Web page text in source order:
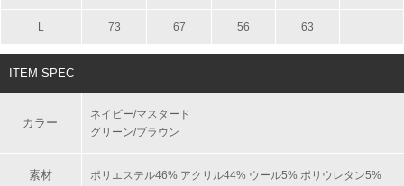
L 73 67 56 63
ITEM SPEC
カラー
ネイビー/マスタード
グリーン/ブラウン
素材 ポリエステル46% アクリル44% ウール5% ポリウレタン5%